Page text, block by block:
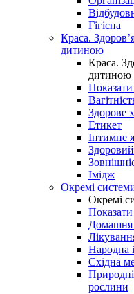
Гігієна
Краса.
дитиною
Краса.
дитиною
Показати
Здорове
Етикет
Інтимне
Імідж
Окремі
Окремі
Показати
Домашня
Народна
Східна
Природні
рослини